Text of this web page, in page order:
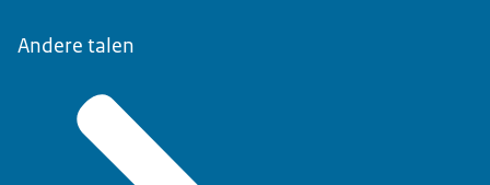
Andere talen